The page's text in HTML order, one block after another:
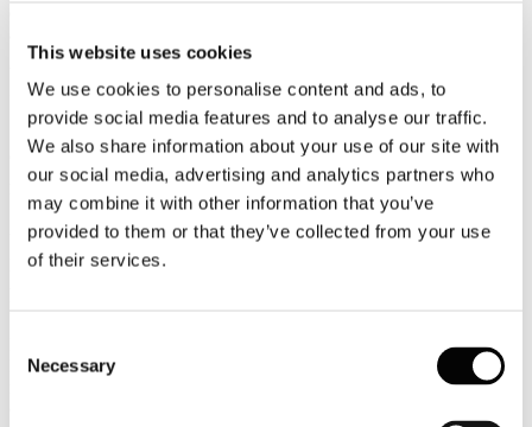
This website uses cookies
We use cookies to personalise content and ads, to
provide social media features and to analyse our traffic.
We also share information about your use of our site with
our social media, advertising and analytics partners who
may combine it with other information that you’ve
provided to them or that they’ve collected from your use
of their services.
Selection
Necessary
+39.06.54281933 - info@alberghiconfindustria.it
10
Giugno
2016
Ucina
UCINA CONFINDUSTRIA NAUTICA: i diritti dei marittimi
prevalgono sulla visione restrittiva della nostra amministrazione
E’ finalmente arrivata la sentenza sul ricorso presentato al TAR
Lazio da Italian Yacht Masters, associata Ucina e maggiore
rappresentativa del mondo dei Comandanti di navi da diporto,